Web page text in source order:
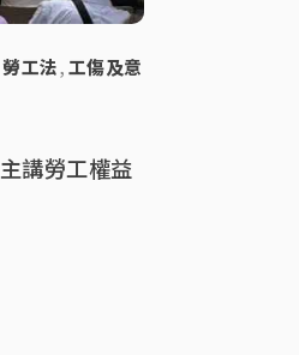
勞工法,工傷及意
講勞工權益